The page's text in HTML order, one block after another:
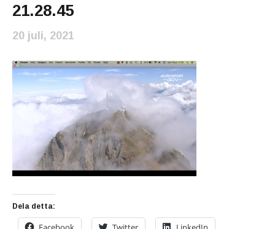
21.28.45
20 juli, 2021
Dela detta: